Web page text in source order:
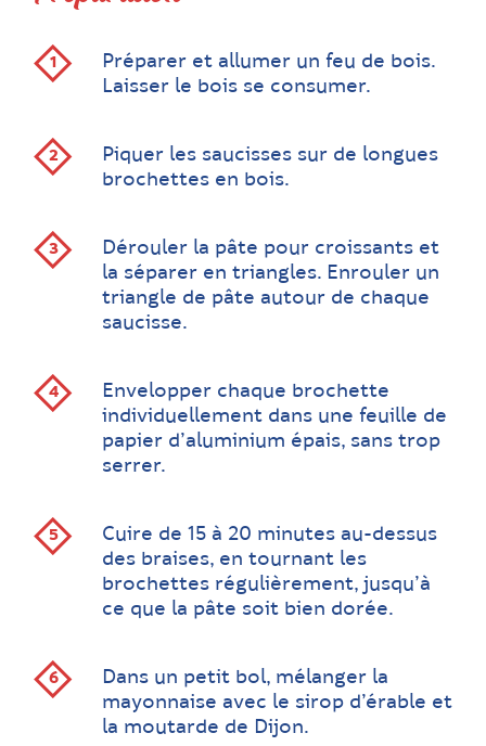
Préparer et allumer un feu de bois.
Laisser le bois se consumer.
Piquer les saucisses sur de longues
brochettes en bois.
Dérouler la pâte pour croissants et
la séparer en triangles. Enrouler un
triangle de pâte autour de chaque
saucisse.
Envelopper chaque brochette
individuellement dans une feuille de
papier d’aluminium épais, sans trop
serrer.
Cuire de 15 à 20 minutes au-dessus
des braises, en tournant les
brochettes régulièrement, jusqu’à
ce que la pâte soit bien dorée.
Dans un petit bol, mélanger la
mayonnaise avec le sirop d’érable et
la moutarde de Dijon.